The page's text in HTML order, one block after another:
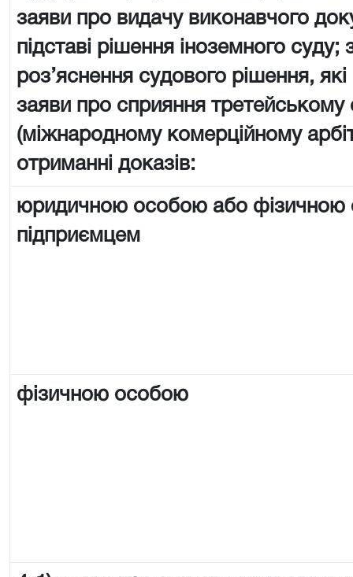
заяви про видачу виконавчого
підставі рішення іноземного суду;
роз’яснення судового рішення,
заяви про сприяння третейському
(міжнародному комерційному
отриманні доказів:
юридичною особою або
підприємцем
фізичною особою